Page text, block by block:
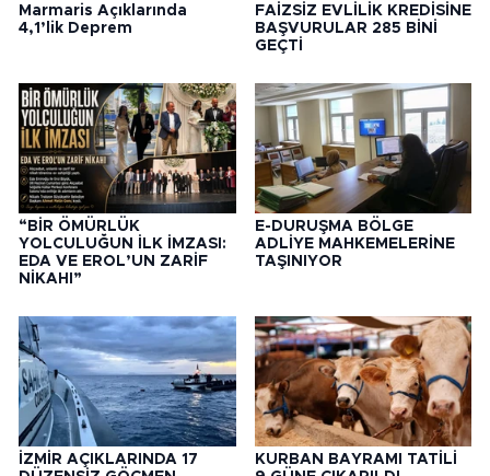
Marmaris Açıklarında
4,1’lik Deprem
FAİZSİZ EVLİLİK KREDİSİNE
BAŞVURULAR 285 BİNİ
GEÇTİ
“BİR ÖMÜRLÜK
YOLCULUĞUN İLK İMZASI:
EDA VE EROL’UN ZARİF
NİKAHI”
E-DURUŞMA BÖLGE
ADLİYE MAHKEMELERİNE
TAŞINIYOR
İZMİR AÇIKLARINDA 17
KURBAN BAYRAMI TATİLİ